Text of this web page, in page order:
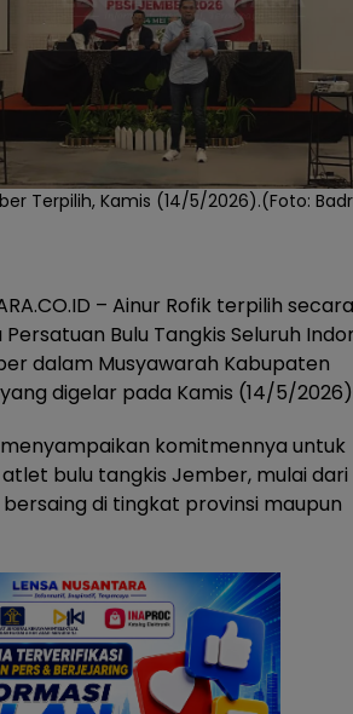
Terpilih, Kamis (14/5/2026).(Foto:
– Ainur Rofik terpilih secara
Bulu Tangkis Seluruh
dalam Musyawarah Kabupaten
digelar pada Kamis (14/5/
menyampaikan komitmennya untuk
bulu tangkis Jember, mulai dari
di tingkat provinsi maupun